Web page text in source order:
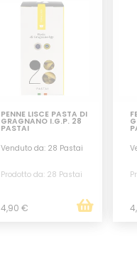
PENNE LISCE PASTA DI
GRAGNANO I.G.P. 28
PASTAI
Venduto da: 28 Pastai
Prodotto da: 28 Pastai
4,90 €